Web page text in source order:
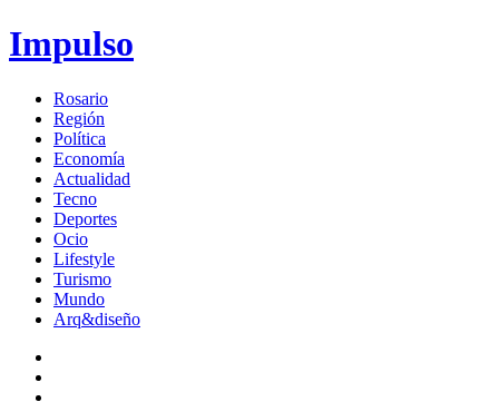
Impulso
Rosario
Región
Política
Economía
Actualidad
Tecno
Deportes
Ocio
Lifestyle
Turismo
Mundo
Arq&diseño